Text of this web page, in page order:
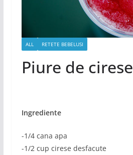
ALL RETETE BEBELUSI
Piure de cirese
Ingrediente
-1/4 cana apa
-1/2 cup cirese desfacute